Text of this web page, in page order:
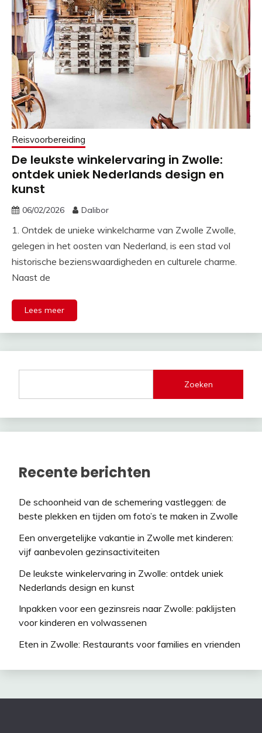
Reisvoorbereiding
De leukste winkelervaring in Zwolle:
ontdek uniek Nederlands design en
kunst
06/02/2026 Dalibor
1. Ontdek de unieke winkelcharme van Zwolle Zwolle,
gelegen in het oosten van Nederland, is een stad vol
historische bezienswaardigheden en culturele charme.
Naast de
Lees meer
Zoeken
Recente berichten
De schoonheid van de schemering vastleggen: de
beste plekken en tijden om foto’s te maken in Zwolle
Een onvergetelijke vakantie in Zwolle met kinderen:
vijf aanbevolen gezinsactiviteiten
De leukste winkelervaring in Zwolle: ontdek uniek
Nederlands design en kunst
Inpakken voor een gezinsreis naar Zwolle: paklijsten
voor kinderen en volwassenen
Eten in Zwolle: Restaurants voor families en vrienden